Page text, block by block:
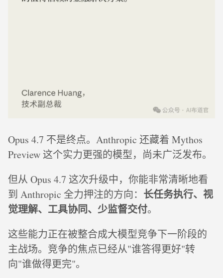
Opus 4.7 不是终点。Anthropic 还藏着 Mythos
Preview 这个实力更强的模型，尚未广泛发布。
但从 Opus 4.7 这次升级中，你能非常清晰地看
到 Anthropic 全力押注的方向： 长任务执行、视
觉理解、工具协同、少监督交付。
这些能力正在被整合成大模型竞争下一阶段的
主战场。竞争的焦点已经从"谁答得更好"转
向"谁做得更完"。